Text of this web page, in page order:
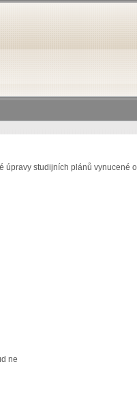
úpravy studijních plánů vynucené
ne